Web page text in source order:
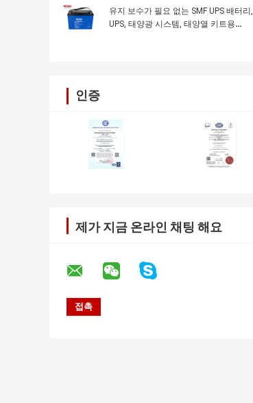
유지 보수가 필요 없는 SMF UPS 배터리,
UPS, 태양광 시스템, 태양열 키트용
인증
제가 지금 온라인 채팅 해요